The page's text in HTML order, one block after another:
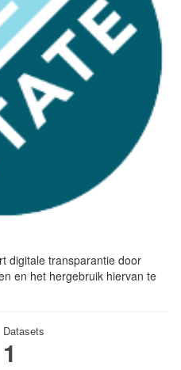
digitale transparantie door
en het hergebruik hiervan te
Datasets
1